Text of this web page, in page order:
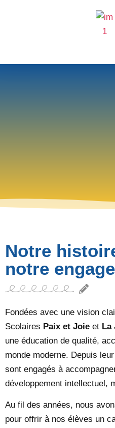
Notre
notre
Fondées avec une vision
Scolaires Paix et Joie et La
une éducation de qualité,
monde moderne. Depuis
sont engagés à
développement intellectuel,
Au fil des années, nous
pour offrir à nos élèves un